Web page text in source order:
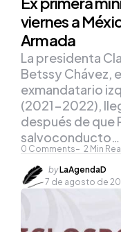
viernes a
Armada
0 Comments 2 Min
La presidenta
Betssy Chávez,
exmandatario
(2021-2022),
después de que
salvoconducto…
Posted
by
byLaAgendaD
7 de agosto de